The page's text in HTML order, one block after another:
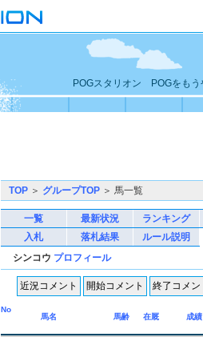
POGスタリオン POGをもう
TOP ＞ グループTOP ＞ 馬一覧
一覧 最新状況
ランキング
入札
落札結果
ルール説明
シンコウ プロフィール
No
馬名
馬齢 在厩 成績